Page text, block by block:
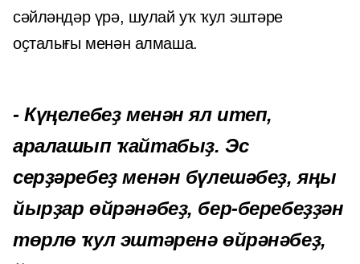
сәйләндәр үрә, шулай уҡ ҡул эштәре
оҫталығы менән алмаша.
- Күңелебеҙ менән ял итеп,
аралашып ҡайтабыҙ. Эс
серҙәребеҙ менән бүлешәбеҙ, яңы
йырҙар өйрәнәбеҙ, бер-беребеҙҙән
төрлө ҡул эштәренә өйрәнәбеҙ,